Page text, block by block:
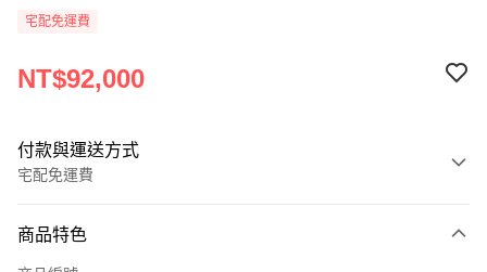
宅配免運費
NT$92,000
付款與運送方式
宅配免運費
信用卡一次付款
商品特色